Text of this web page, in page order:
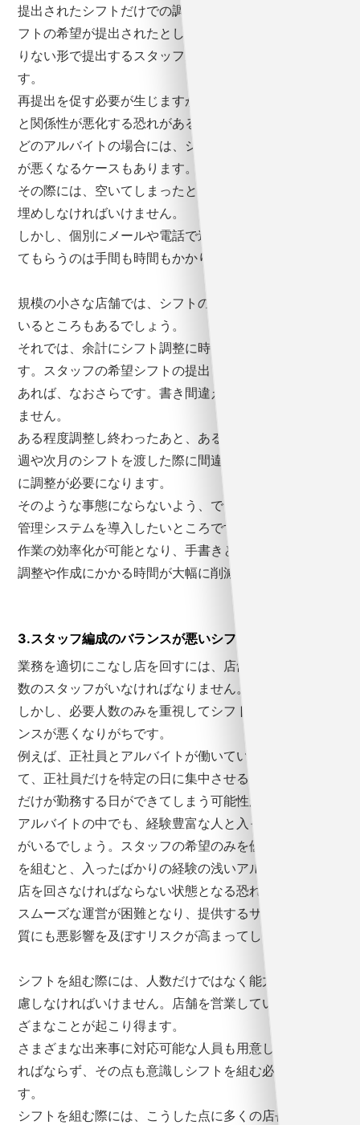
提出されたシフトだけでの調整は、やはり困難です。シ
フトの希望が提出されたとしても、必要な出勤日数に足
りない形で提出するスタッフが出てくる可能性もありま
す。
再提出を促す必要が生じますが、間違った促し方をする
と関係性が悪化する恐れがあるでしょう。学生や主婦な
どのアルバイトの場合には、シフトを組んでも急に都合
が悪くなるケースもあります。
その際には、空いてしまったところを他のスタッフで穴
埋めしなければいけません。
しかし、個別にメールや電話で連絡を取り、急遽出勤し
てもらうのは手間も時間もかかります。
規模の小さな店舗では、シフトの調整を手書きで行って
いるところもあるでしょう。
それでは、余計にシフト調整に時間がかかってしまいま
す。スタッフの希望シフトの提出も手書きによるもので
あれば、なおさらです。書き間違えの原因にもなりかね
ません。
ある程度調整し終わったあと、あるいは、スタッフに次
週や次月のシフトを渡した際に間違いに気づくと、さら
に調整が必要になります。
そのような事態にならないよう、できればExcelや勤怠
管理システムを導入したいところです。
作業の効率化が可能となり、手書きと比べてもシフトの
調整や作成にかかる時間が大幅に削減できます。
3.スタッフ編成のバランスが悪いシフトになる
業務を適切にこなし店を回すには、店舗ごとに必要な人
数のスタッフがいなければなりません。
しかし、必要人数のみを重視してシフトを組むと、バラ
ンスが悪くなりがちです。
例えば、正社員とアルバイトが働いている現場におい
て、正社員だけを特定の日に集中させると、アルバイト
だけが勤務する日ができてしまう可能性が出てきます。
アルバイトの中でも、経験豊富な人と入ったばかりの人
がいるでしょう。スタッフの希望のみを優先してシフト
を組むと、入ったばかりの経験の浅いアルバイトだけで
店を回さなければならない状態となる恐れがあります。
スムーズな運営が困難となり、提供するサービスなどの
質にも悪影響を及ぼすリスクが高まってしまいます。
シフトを組む際には、人数だけではなく能力や経験も考
慮しなければいけません。店舗を営業していると、さま
ざまなことが起こり得ます。
さまざまな出来事に対応可能な人員も用意しておかなけ
ればならず、その点も意識しシフトを組む必要がありま
す。
シフトを組む際には、こうした点に多くの店長や管理者